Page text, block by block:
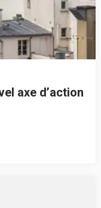
axe d’action